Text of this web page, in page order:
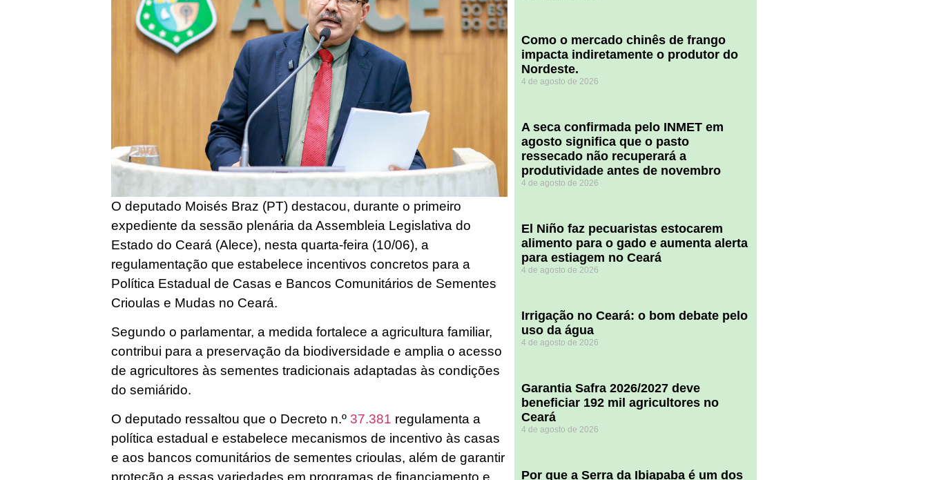
O deputado Moisés Braz (PT) destacou, durante o primeiro
expediente da sessão plenária da Assembleia Legislativa do
Estado do Ceará (Alece), nesta quarta-feira (10/06), a
regulamentação que estabelece incentivos concretos para a
Política Estadual de Casas e Bancos Comunitários de Sementes
Crioulas e Mudas no Ceará.
Segundo o parlamentar, a medida fortalece a agricultura familiar,
contribui para a preservação da biodiversidade e amplia o acesso
de agricultores às sementes tradicionais adaptadas às condições
do semiárido.
O deputado ressaltou que o Decreto n.º37.381 regulamenta a
política estadual e estabelece mecanismos de incentivo às casas
e aos bancos comunitários de sementes crioulas, além de garantir
proteção a essas variedades em programas de financiamento e
​Como o mercado chinês de frango
impacta indiretamente o produtor do
Nordeste.
4 de agosto de 2026
A seca confirmada pelo INMET em
agosto significa que o pasto
ressecado não recuperará a
produtividade antes de novembro
4 de agosto de 2026
El Niño faz pecuaristas estocarem
alimento para o gado e aumenta alerta
para estiagem no Ceará
4 de agosto de 2026
Irrigação no Ceará: o bom debate pelo
uso da água
4 de agosto de 2026
Garantia Safra 2026/2027 deve
beneficiar 192 mil agricultores no
Ceará
4 de agosto de 2026
Por que a Serra da Ibiapaba é um dos